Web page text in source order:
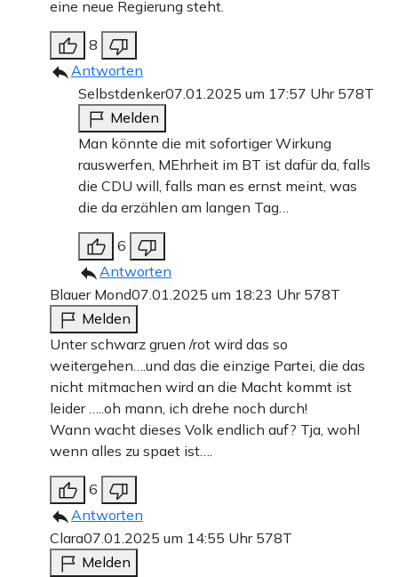
eine neue Regierung steht.
8
Antworten
Selbstdenker07.01.2025 um 17:57 Uhr 578T
Melden
Man könnte die mit sofortiger Wirkung
rauswerfen, MEhrheit im BT ist dafür da, falls
die CDU will, falls man es ernst meint, was
die da erzählen am langen Tag…
6
Antworten
Blauer Mond07.01.2025 um 18:23 Uhr 578T
Melden
Unter schwarz gruen /rot wird das so
weitergehen….und das die einzige Partei, die das
nicht mitmachen wird an die Macht kommt ist
leider …..oh mann, ich drehe noch durch!
Wann wacht dieses Volk endlich auf? Tja, wohl
wenn alles zu spaet ist….
6
Antworten
Clara07.01.2025 um 14:55 Uhr 578T
Melden